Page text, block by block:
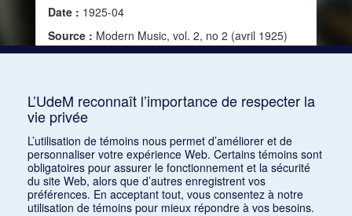
Date : 1925-04
Source : Modern Music, vol. 2, no 2 (avril 1925)
L’UdeM reconnaît l’importance de respecter la
vie privée
L’utilisation de témoins nous permet d’améliorer et de
personnaliser votre expérience Web. Certains témoins sont
obligatoires pour assurer le fonctionnement et la sécurité
du site Web, alors que d’autres enregistrent vos
préférences. En acceptant tout, vous consentez à notre
utilisation de témoins pour mieux répondre à vos besoins.